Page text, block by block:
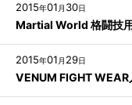
2015年01 月 30日
Martial World 格闘技
2015年01 月 29日
VENUM FIGHT WEAR